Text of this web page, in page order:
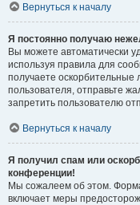
Вернуться к началу
Я постоянно получаю
Вы можете автоматически
используя правила для
получаете оскорбительные
пользователя, отправьте
запретить пользователю
Вернуться к началу
Я получил спам или
конференции!
Мы сожалеем об этом.
включает меры